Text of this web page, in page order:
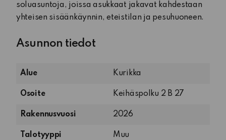
soluasuntoja, joissa asukkaat jakavat kahdestaan
yhteisen sisäänkäynnin, eteistilan ja pesuhuoneen.
Asunnon tiedot
Alue Kurikka
Osoite Keihäspolku 2 B 27
Rakennusvuosi 2026
Talotyyppi Muu